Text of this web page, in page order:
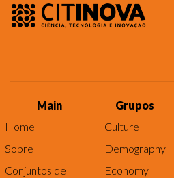
Main
Home
Sobre
Conjuntos de
Grupos
Culture
Demography
Economy